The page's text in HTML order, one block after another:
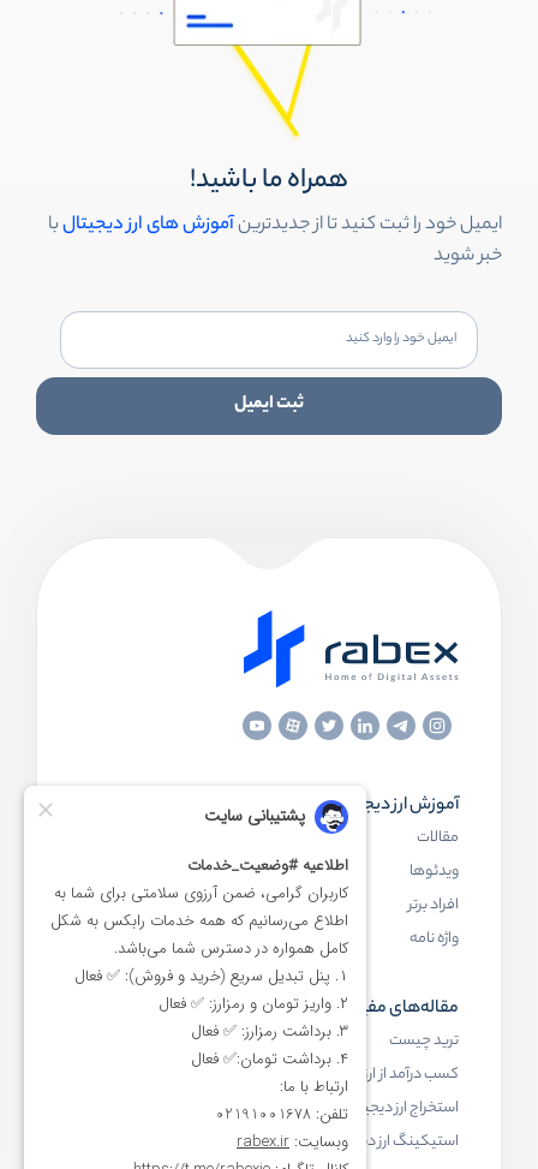
همراه ما باشید!
ایمیل خود را ثبت کنید تا از جدیدترینآموزش های ارز دیجیتالبا
خبر شوید
ثبت ایمیل
آموزش ارز دیجیتال
مقالات
ویدئوها
افراد برتر
واژه نامه
مقاله‌های مفید
بلاک چین چیست
کیف پول ارز دیجیتال چیست
NFT چیست
مقاله‌های مفید
ترید چیست
کسب درآمد از ارز دیجیتال
استخراج ارز دیجیتال چیست
استیکینگ ارز دیجیتال
رابکس
آموزش ارز دیجیتال
خرید ارز دیجیتال
اخبار ارز دیجیتال
درباره رابکس